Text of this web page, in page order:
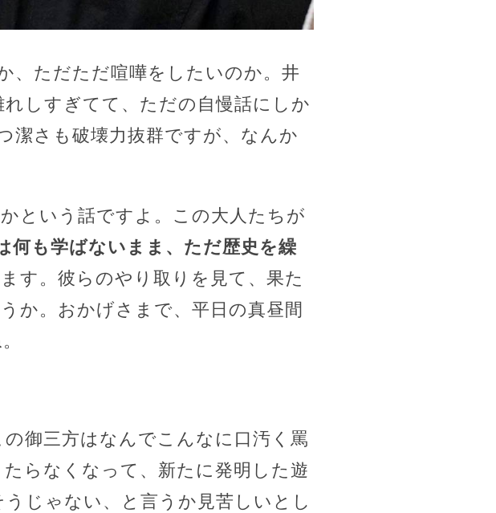
、ただただ喧嘩をしたいのか。井
しすぎてて、ただの自慢話にしか
潔さも破壊力抜群ですが、なんか
という話ですよ。この大人たちが
何も学ばないまま、ただ歴史を繰
す。彼らのやり取りを見て、果た
か。おかげさまで、平日の真昼間
御三方はなんでこんなに口汚く罵
らなくなって、新たに発明した遊
じゃない、と言うか見苦しいとし